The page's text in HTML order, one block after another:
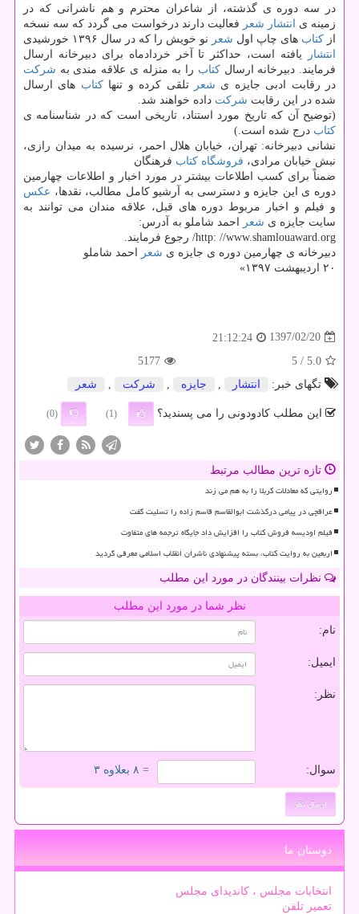
در سه دوره ی گذشته، از شاعران محترم و هم ناشرانی كه در
زمینه ی انتشار شعر فعالیت دارند درخواست می گردد كه سه نسخه
از كتاب های چاپ اول شعر نو خویش را كه در سال ۱۳۹۶ خورشیدی
انتشار
یافته است، حداكثر تا آخر خردادماه برای دبیرخانه ارسال
فرمایند. دبیرخانه ارسالكتاب را به منزله ی علاقه مندی به شركت
در رقابت ادبی جایزه ی شعر تلقی كرده و تنهاكتاب های ارسال
شده در این رقابت شركت داده خواهند شد.
(توضیح آن كه تاریخ مورد استناد، تاریخی است كه در شناسنامه ی
كتاب درج شده است.)
نشانی دبیرخانه: تهران، خیابان هلال احمر، نرسیده به میدان رازی،
نبش خیابان مرادی، فروشگاه كتاب فرهنگان
ضمناً برای كسب اطلاعات بیشتر در مورد اخبار و اطلاعات چهارمین
دوره ی این جایزه و دسترسی به آرشیو كامل مطالب، نقدها، عكس
و فیلم و اخبار مربوط دوره های قبل، علاقه مندان می توانند به
سایت جایزه ی شعر احمد شاملو به آدرس:
http: //www.shamlouaward.org/ رجوع فرمایند.
دبیرخانه ی چهارمین دوره ی جایزه ی شعر احمد شاملو
۲۰ اردیبهشت ۱۳۹۷»
1397/02/20
21:12:24
5.0
/ 5
5177
تگهای خبر:
انتشار جایزه شركت شعر
این مطلب کادودونی را می پسندید؟ (1)
(0)
تازه ترین مطالب مرتبط
روایتی که معادلات کربلا را به هم می زند
عراقچی در پیامی درگذشت ابوالقاسم قاسم زاده را تسلیت گفت
فیلم اودیسه فروش کتاب را افزایش داد جایگاه ترجمه های متفاوت
اربعین به روایت کتاب، بسته پیشنهادی ناشران انقلاب اسلامی معرفی گردید
نظرات بینندگان در مورد این مطلب
نظر شما در مورد این مطلب
نام:
ایمیل:
نظر:
سوال: = ۸ بعلاوه ۳
دوستان ما
انتخابات مجلس ، کاندیدای مجلس
تعمیر تلفن